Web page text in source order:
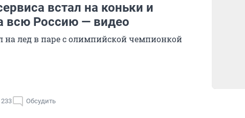
встал на коньки и
всю Россию — видео
на лед в паре с олимпийской чемпионкой
233 Обсудить